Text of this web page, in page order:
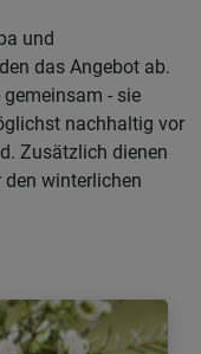
und
das Angebot ab.
- sie
nachhaltig vor
Zusätzlich dienen
winterlichen